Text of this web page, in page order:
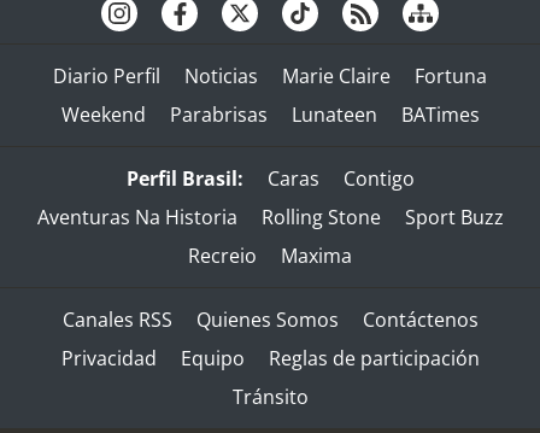
Diario Perfil Noticias Marie Claire
Fortuna
Weekend
Parabrisas Lunateen BATimes
Perfil Brasil: Caras
Contigo
Aventuras Na Historia
Rolling Stone
Sport Buzz
Recreio
Maxima
Canales RSS Quienes Somos
Contáctenos
Privacidad
Equipo
Reglas de participación
Tránsito